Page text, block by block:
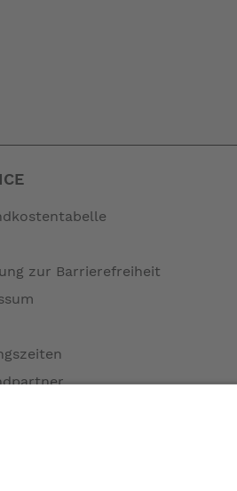
zur Barrierefreiheit